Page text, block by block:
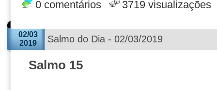
0 comentários 3719 visualizações
02/03
2019
Salmo do Dia - 02/03/2019
Salmo 15